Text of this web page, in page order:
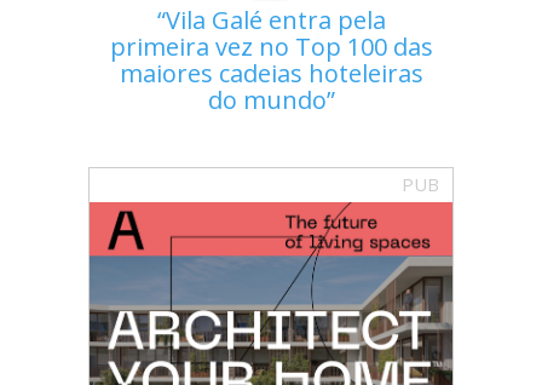
Vila Galé entra pela
primeira vez no Top 100 das
maiores cadeias hoteleiras
do mundo
PUB